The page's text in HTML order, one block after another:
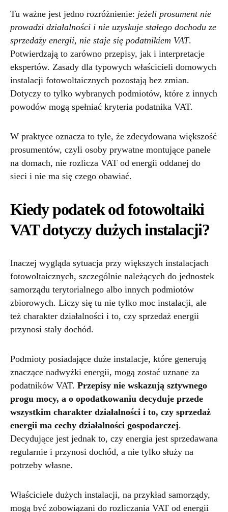
Tu ważne jest jedno rozróżnienie: jeżeli prosument nie
prowadzi działalności i nie uzyskuje stałego dochodu ze
sprzedaży energii, nie staje się podatnikiem VAT.
Potwierdzają to zarówno przepisy, jak i interpretacje
ekspertów. Zasady dla typowych właścicieli domowych
instalacji fotowoltaicznych pozostają bez zmian.
Dotyczy to tylko wybranych podmiotów, które z innych
powodów mogą spełniać kryteria podatnika VAT.
W praktyce oznacza to tyle, że zdecydowana większość
prosumentów, czyli osoby prywatne montujące panele
na domach, nie rozlicza VAT od energii oddanej do
sieci i nie ma się czego obawiać.
Kiedy podatek od fotowoltaiki
VAT dotyczy dużych instalacji?
Inaczej wygląda sytuacja przy większych instalacjach
fotowoltaicznych, szczególnie należących do jednostek
samorządu terytorialnego albo innych podmiotów
zbiorowych. Liczy się tu nie tylko moc instalacji, ale
też charakter działalności i to, czy sprzedaż energii
przynosi stały dochód.
Podmioty posiadające duże instalacje, które generują
znaczące nadwyżki energii, mogą zostać uznane za
podatników VAT. Przepisy nie wskazują sztywnego
progu mocy, a o opodatkowaniu decyduje przede
wszystkim charakter działalności i to, czy sprzedaż
energii ma cechy działalności gospodarczej.
Decydujące jest jednak to, czy energia jest sprzedawana
regularnie i przynosi dochód, a nie tylko służy na
potrzeby własne.
Właściciele dużych instalacji, na przykład samorządy,
mogą być zobowiązani do rozliczania VAT od energii